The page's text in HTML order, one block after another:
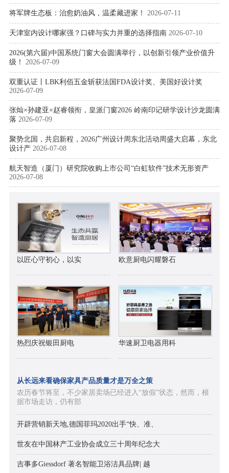
将军牌生态板：治愈奶油风，温柔藏进家！ 2026-07-11
天津室内设计哪家强？口碑与实力并重的选择指南 2026-07-10
2026(第六届)中国系统门窗大会圆满举行，以创新引领产业价值升
级！
2026-07-09
双重认证丨LBK利佰五金斩获法国FDA设计奖、美国好设计奖
2026-07-09
张灿×孙建亚×赵睿领衔，皇派门窗2026 岭南印记研学设计沙龙圆满
落 2026-07-09
聚势北国，共启新程，2026广州设计周东北活动周盛大启幕，东北
设计产 2026-07-08
航天智造（厦门）研究院收购上市公司“白虹软件”技术无形资产
2026-07-08
以匠心守初心，以实 欧意厨电闪耀磐石
热烈庆祝银田厨电 华速厨卫电器用科
从长远来看确保家具产品质量才是万全之策
农历春节将至，不少家居卖场已经进入“放假”状态，然而，根
据市场走访，仍有部
开辟营销新天地,德国菲玛2020出手“快、准、
世友在中国林产工业协会成立三十周年纪念大
吉事多Giessdorf 著名智能卫浴洁具品牌| 越